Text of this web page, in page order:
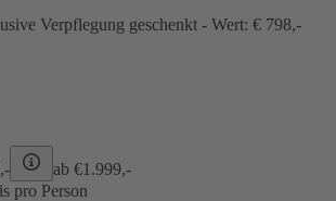
Verpflegung geschenkt - Wert: € 798,-
ab €1.999,-
pro Person